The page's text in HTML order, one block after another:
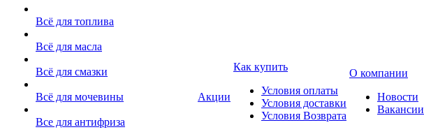
Всё для топлива
Всё для масла
Всё для смазки
Всё для мочевины
Все для антифриза
Акции
Как купить
Условия оплаты
Условия доставки
Условия Возврата
О компании
Новости
Вакансии